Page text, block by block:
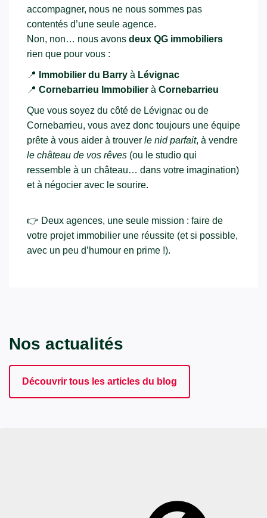
accompagner, nous ne nous sommes pas
contentés d’une seule agence.
Non, non… nous avons deux QG immobiliers
rien que pour vous :
📍 Immobilier du Barry à Lévignac
📍 Cornebarrieu Immobilier à Cornebarrieu
Que vous soyez du côté de Lévignac ou de
Cornebarrieu, vous avez donc toujours une équipe
prête à vous aider à trouver le nid parfait, à vendre
le château de vos rêves (ou le studio qui
ressemble à un château… dans votre imagination)
et à négocier avec le sourire.
👉 Deux agences, une seule mission : faire de
votre projet immobilier une réussite (et si possible,
avec un peu d’humour en prime !).
Nos actualités
Découvrir tous les articles du blog